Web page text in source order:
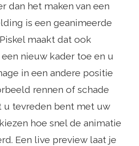
dan het maken van een
is een geanimeerde
maakt dat ook
nieuw kader toe en u
in een andere positie
rennen of schade
u tevreden bent met uw
hoe snel de animatie
Een live preview laat je